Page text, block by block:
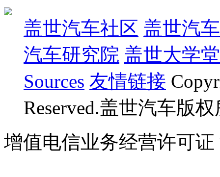
盖世汽车社区 盖世汽
汽车研究院 盖世大学堂
Sources 友情链接
Reserved.盖世汽车版
增值电信业务经营许可证